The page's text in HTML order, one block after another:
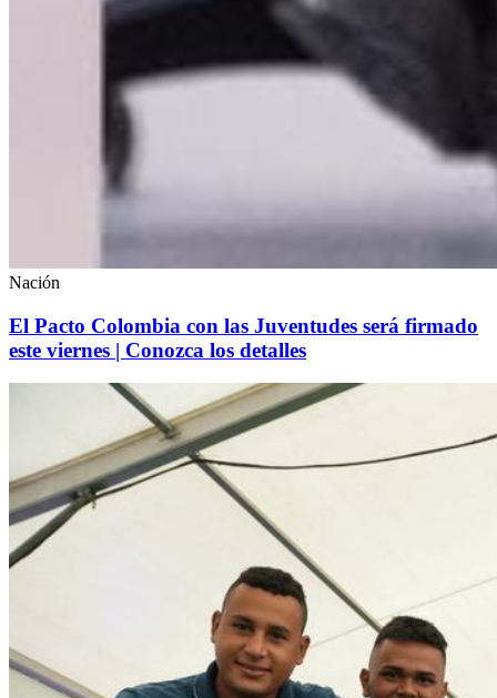
Nación
El Pacto Colombia con las Juventudes será firmado
este viernes | Conozca los detalles